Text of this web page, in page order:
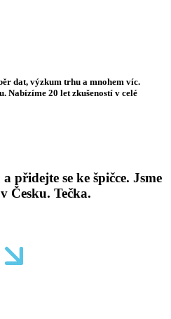
dat, výzkum trhu a mnohem víc.
Nabízíme 20 let zkušeností v celé
přidejte se ke špičce. Jsme
Česku. Tečka.